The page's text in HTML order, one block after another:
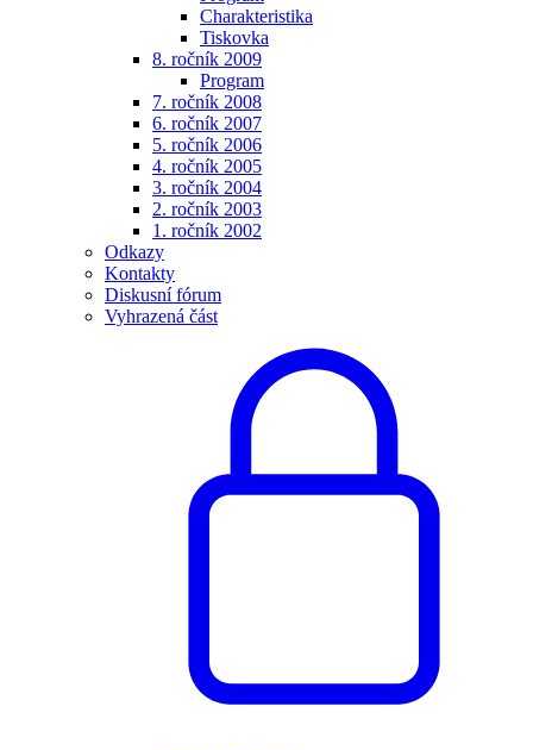
Charakteristika
Tiskovka
8. ročník 2009
Program
7. ročník 2008
6. ročník 2007
5. ročník 2006
4. ročník 2005
3. ročník 2004
2. ročník 2003
1. ročník 2002
Odkazy
Kontakty
Diskusní fórum
Vyhrazená část